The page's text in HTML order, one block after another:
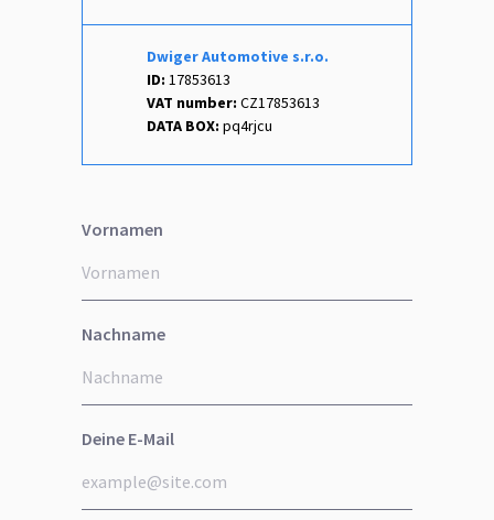
Dwiger Automotive s.r.o.
ID: 17853613
VAT number: CZ17853613
DATA BOX: pq4rjcu
Vornamen
Nachname
Deine E-Mail